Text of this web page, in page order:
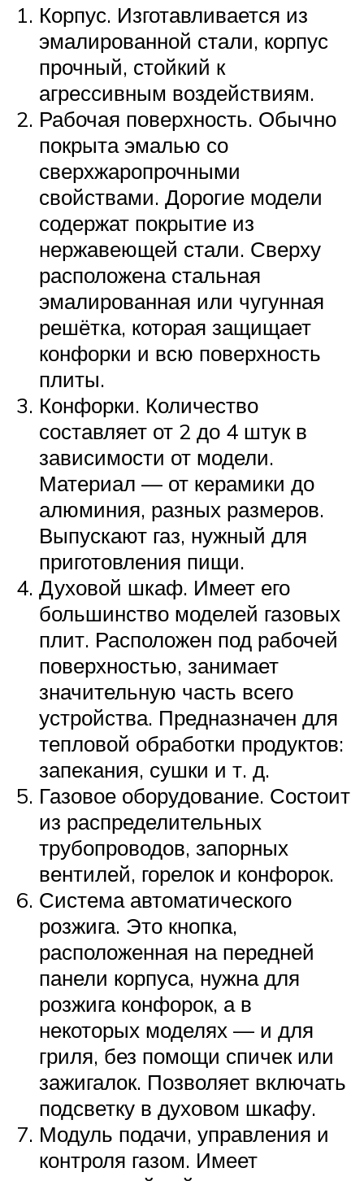
Корпус. Изготавливается из
эмалированной стали, корпус
прочный, стойкий к
агрессивным воздействиям.
Рабочая поверхность. Обычно
покрыта эмалью со
сверхжаропрочными
свойствами. Дорогие модели
содержат покрытие из
нержавеющей стали. Сверху
расположена стальная
эмалированная или чугунная
решётка, которая защищает
конфорки и всю поверхность
плиты.
Конфорки. Количество
составляет от 2 до 4 штук в
зависимости от модели.
Материал — от керамики до
алюминия, разных размеров.
Выпускают газ, нужный для
приготовления пищи.
Духовой шкаф. Имеет его
большинство моделей газовых
плит. Расположен под рабочей
поверхностью, занимает
значительную часть всего
устройства. Предназначен для
тепловой обработки продуктов:
запекания, сушки и т. д.
Газовое оборудование. Состоит
из распределительных
трубопроводов, запорных
вентилей, горелок и конфорок.
Система автоматического
розжига. Это кнопка,
расположенная на передней
панели корпуса, нужна для
розжига конфорок, а в
некоторых моделях — и для
гриля, без помощи спичек или
зажигалок. Позволяет включать
подсветку в духовом шкафу.
Модуль подачи, управления и
контроля газом. Имеет